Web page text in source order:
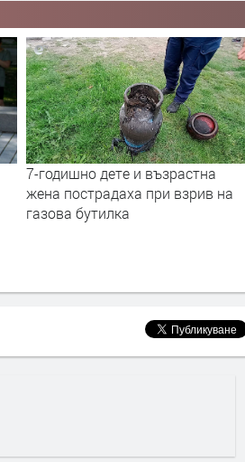
7-годишно дете и възрастна
жена пострадаха при взрив на
газова бутилка